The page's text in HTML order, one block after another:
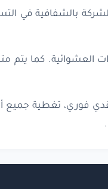
بالشفافية في
العشوائية. كما يتم
فوري، تغطية جميع